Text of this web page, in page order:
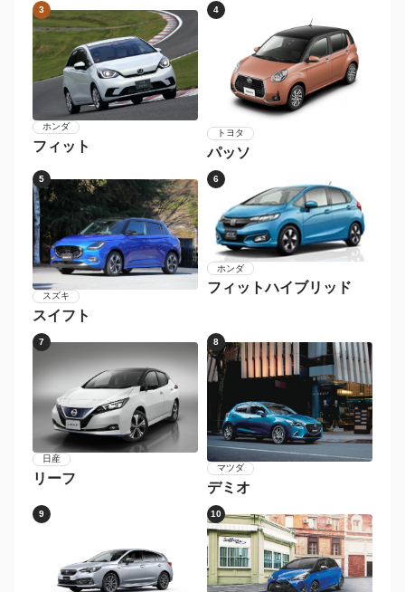
3
ホンダ
フィット
4
トヨタ
パッソ
5
スズキ
スイフト
6
ホンダ
フィットハイブリッド
7
日産
リーフ
8
マツダ
デミオ
9 10